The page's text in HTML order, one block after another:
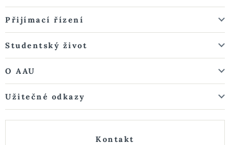
Přijímací řízení
Studentský život
O AAU
Užitečné odkazy
Kontakt